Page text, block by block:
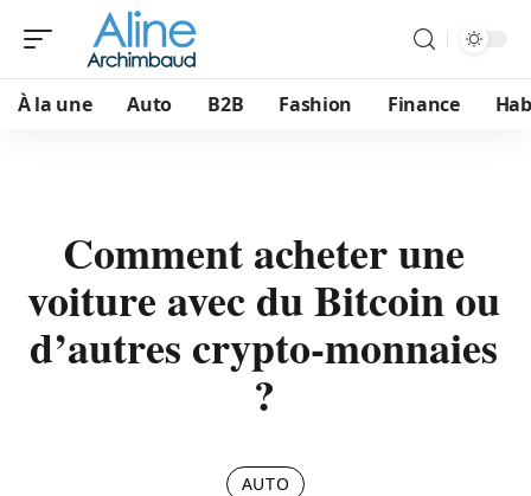
À la une Auto B2B Fashion Finance
Comment acheter une
voiture avec du Bitcoin ou
d’autres crypto-monnaies
?
AUTO